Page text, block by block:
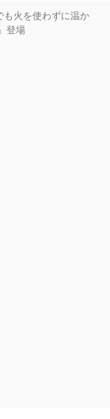
も火を使わずに温か
登場